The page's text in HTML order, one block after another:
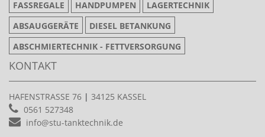
FASSREGALE HANDPUMPEN
LAGERTECHNIK
ABSAUGGERÄTE
DIESEL BETANKUNG
ABSCHMIERTECHNIK - FETTVERSORGUNG
KONTAKT
HAFENSTRASSE 76 | 34125 KASSEL
0561 527348
info@stu-tanktechnik.de